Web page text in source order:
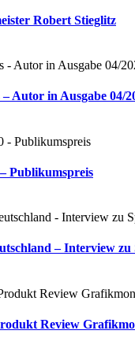
Robert Stieglitz
Autor in Ausgabe 04/
Publikumspreis
– Interview zu
Review